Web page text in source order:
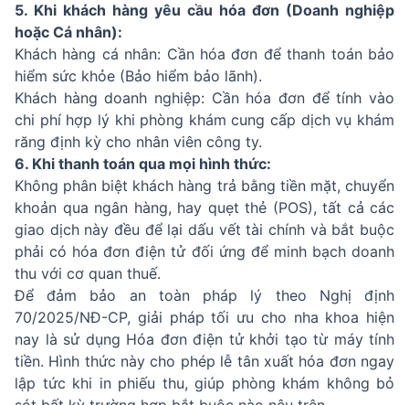
5. Khi khách hàng yêu cầu hóa đơn (Doanh nghiệp
hoặc Cá nhân):
Khách hàng cá nhân: Cần hóa đơn để thanh toán bảo
hiểm sức khỏe (Bảo hiểm bảo lãnh).
Khách hàng doanh nghiệp: Cần hóa đơn để tính vào
chi phí hợp lý khi phòng khám cung cấp dịch vụ khám
răng định kỳ cho nhân viên công ty.
6. Khi thanh toán qua mọi hình thức:
Không phân biệt khách hàng trả bằng tiền mặt, chuyển
khoản qua ngân hàng, hay quẹt thẻ (POS), tất cả các
giao dịch này đều để lại dấu vết tài chính và bắt buộc
phải có hóa đơn điện tử đối ứng để minh bạch doanh
thu với cơ quan thuế.
Để đảm bảo an toàn pháp lý theo Nghị định
70/2025/NĐ-CP, giải pháp tối ưu cho nha khoa hiện
nay là sử dụng Hóa đơn điện tử khởi tạo từ máy tính
tiền. Hình thức này cho phép lễ tân xuất hóa đơn ngay
lập tức khi in phiếu thu, giúp phòng khám không bỏ